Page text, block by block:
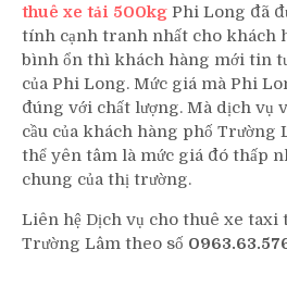
thuê xe tải 500kg Phi Long đã
tính cạnh tranh nhất cho khách
bình ổn thì khách hàng mới tin
của Phi Long. Mức giá mà Phi
đúng với chất lượng. Mà dịch vụ
cầu của khách hàng phố Trường
thể yên tâm là mức giá đó thấp
chung của thị trường.
Liên hệ Dịch vụ cho thuê xe taxi
Trường Lâm theo số